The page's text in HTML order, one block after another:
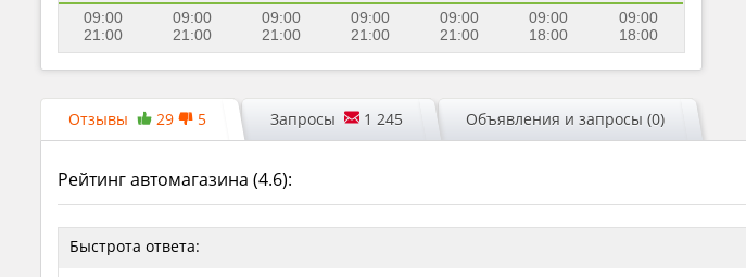
09:00
21:00
09:00
21:00
09:00
21:00
09:00
21:00
09:00
21:00
09:00
18:00
09:00
18:00
Отзывы 29 5 Запросы 1 245 Объявления и запросы (0)
Рейтинг автомагазина (4.6):
Быстрота ответа: